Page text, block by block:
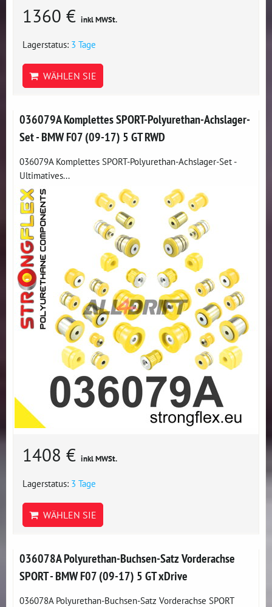
1360 € inkl MWSt.
Lagerstatus: 3 Tage
WÄHLEN SIE
036079A Komplettes SPORT-Polyurethan-Achslager-
Set - BMW F07 (09-17) 5 GT RWD
036079A Komplettes SPORT-Polyurethan-Achslager-Set -
Ultimatives...
1408 € inkl MWSt.
Lagerstatus: 3 Tage
WÄHLEN SIE
036078A Polyurethan-Buchsen-Satz Vorderachse
SPORT - BMW F07 (09-17) 5 GT xDrive
036078A Polyurethan-Buchsen-Satz Vorderachse SPORT